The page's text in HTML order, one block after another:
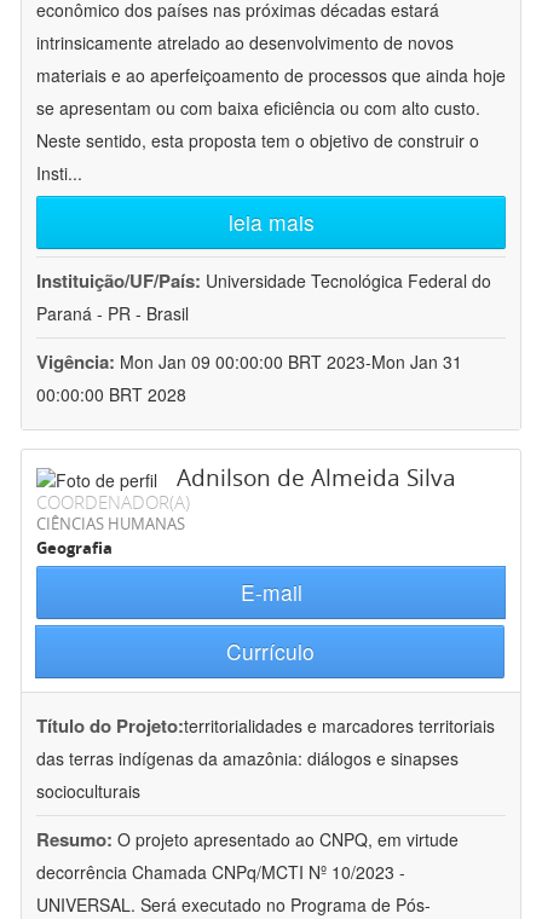
econômico dos países nas próximas décadas estará
intrinsicamente atrelado ao desenvolvimento de novos
materiais e ao aperfeiçoamento de processos que ainda hoje
se apresentam ou com baixa eficiência ou com alto custo.
Neste sentido, esta proposta tem o objetivo de construir o
Insti...
leia mais
Instituição/UF/País: Universidade Tecnológica Federal do
Paraná - PR - Brasil
Vigência: Mon Jan 09 00:00:00 BRT 2023-Mon Jan 31
00:00:00 BRT 2028
Adnilson de Almeida Silva
COORDENADOR(A)
CIÊNCIAS HUMANAS
Geografia
E-mail
Currículo
Título do Projeto:territorialidades e marcadores territoriais
das terras indígenas da amazônia: diálogos e sinapses
socioculturais
Resumo: O projeto apresentado ao CNPQ, em virtude
decorrência Chamada CNPq/MCTI Nº 10/2023 -
UNIVERSAL. Será executado no Programa de Pós-